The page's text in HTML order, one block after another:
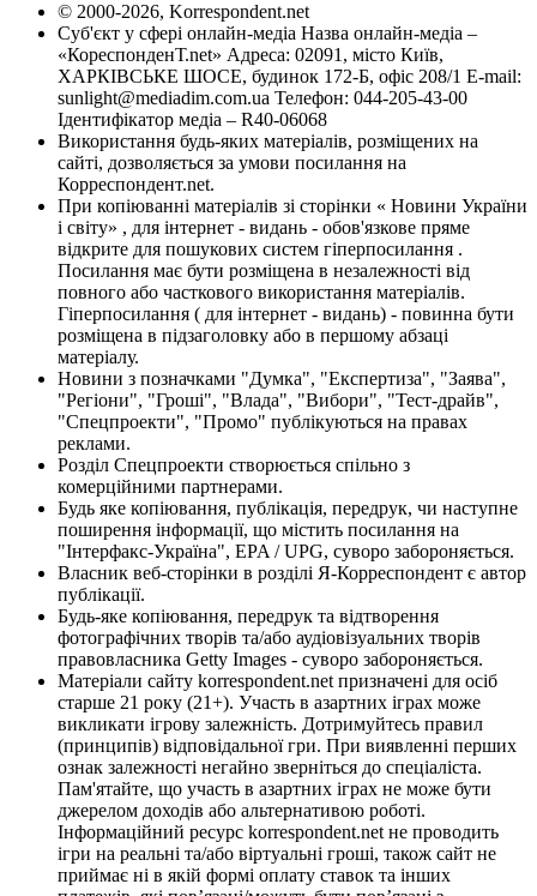
© 2000-2026, Korrespondent.net
Суб'єкт у сфері онлайн-медіа Назва онлайн-медіа –
«КореспонденТ.net» Адреса: 02091, місто Київ,
ХАРКІВСЬКЕ ШОСЕ, будинок 172-Б, офіс 208/1 E-mail:
sunlight@mediadim.com.ua Телефон: 044-205-43-00
Ідентифікатор медіа – R40-06068
Використання будь-яких матеріалів, розміщених на
сайті, дозволяється за умови посилання на
Корреспондент.net.
При копіюванні матеріалів зі сторінки « Новини України
і світу» , для інтернет - видань - обов'язкове пряме
відкрите для пошукових систем гіперпосилання .
Посилання має бути розміщена в незалежності від
повного або часткового використання матеріалів.
Гіперпосилання ( для інтернет - видань) - повинна бути
розміщена в підзаголовку або в першому абзаці
матеріалу.
Новини з позначками "Думка", "Експертиза", "Заява",
"Регіони", "Гроші", "Влада", "Вибори", "Тест-драйв",
"Спецпроекти", "Промо" публікуються на правах
реклами.
Розділ Спецпроекти створюється спільно з
комерційними партнерами.
Будь яке копіювання, публікація, передрук, чи наступне
поширення інформації, що містить посилання на
"Інтерфакс-Україна", EPA / UPG, суворо забороняється.
Власник веб-сторінки в розділі Я-Корреспондент є автор
публікації.
Будь-яке копіювання, передрук та відтворення
фотографічних творів та/або аудіовізуальних творів
правовласника Getty Images - суворо забороняється.
Матеріали сайту korrespondent.net призначені для осіб
старше 21 року (21+). Участь в азартних іграх може
викликати ігрову залежність. Дотримуйтесь правил
(принципів) відповідальної гри. При виявленні перших
ознак залежності негайно зверніться до спеціаліста.
Пам'ятайте, що участь в азартних іграх не може бути
джерелом доходів або альтернативою роботі.
Інформаційний ресурс korrespondent.net не проводить
ігри на реальні та/або віртуальні гроші, також сайт не
приймає ні в якій формі оплату ставок та інших